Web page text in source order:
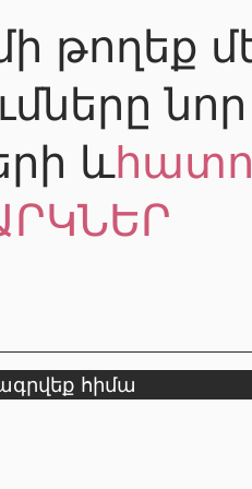
թողեք
նոր
և
հիմա